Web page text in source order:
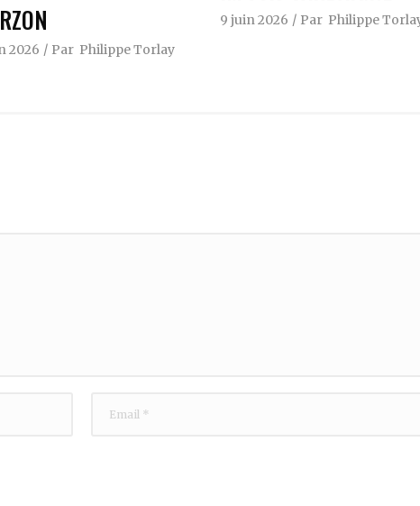
2026 Par Philippe Torlay
9 juin 2026 Par Philippe